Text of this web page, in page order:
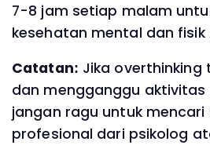
7-8 jam setiap malam
kesehatan mental dan fisik
Catatan: Jika overthinking
dan mengganggu
jangan ragu untuk
profesional dari psikolog